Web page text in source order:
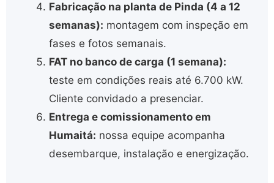
Fabricação na planta de Pinda (4 a 12
semanas): montagem com inspeção em
fases e fotos semanais.
FAT no banco de carga (1 semana):
teste em condições reais até 6.700 kW.
Cliente convidado a presenciar.
Entrega e comissionamento em
Humaitá: nossa equipe acompanha
desembarque, instalação e energização.